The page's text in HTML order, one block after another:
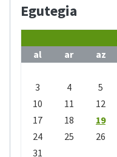
Egutegia
al
ar az
3
4 5
10
11 12
17
18 19
24
25 26
31